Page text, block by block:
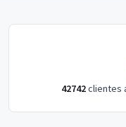
42742clientes